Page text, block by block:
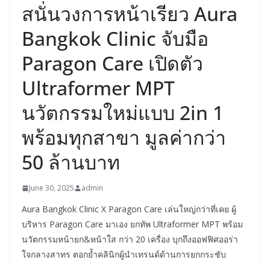
สนั่นวงการหน้าเรียว Aura
Bangkok Clinic จับมือ
Paragon Care เปิดตัว
Ultraformer MPT
นวัตกรรมใหม่แบบ 2in 1
พร้อมทุกสาขา มูลค่ากว่า
50 ล้านบาท
June 30, 2025 admin
Aura Bangkok Clinic X Paragon Care เล่นใหญ่กว่าที่เคย ผู้
บริหาร Paragon Care มาเอง ยกทัพ Ultraformer MPT พร้อม
นวัตกรรมหน้ายก&หน้าใส กว่า 20 เครื่อง บุกถึงออฟฟิศออร่า
ใจกลางสาทร ตอกย้ำคลินิกผู้นำเทรนด์ด้านการยกกระชับ